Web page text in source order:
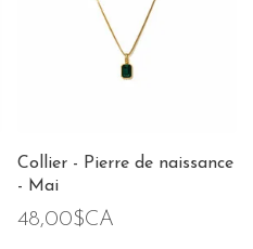
Collier - Pierre de naissance
- Mai
48,00$CA